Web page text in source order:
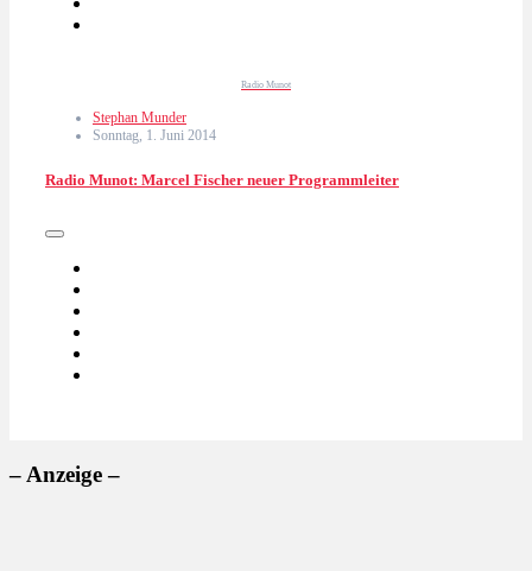
Radio Munot
Stephan Munder
Sonntag, 1. Juni 2014
Radio Munot: Marcel Fischer neuer Programmleiter
– Anzeige –